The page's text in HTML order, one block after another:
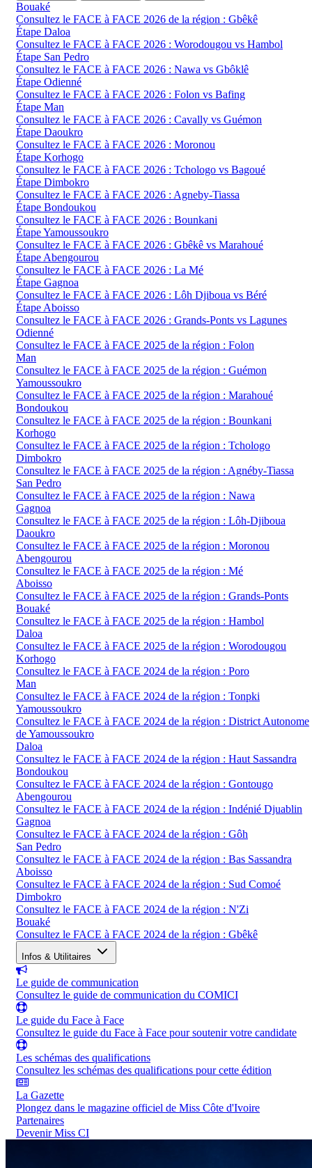
Bouaké
Consultez le FACE à FACE 2026 de la région : Gbêkê
Étape Daloa
Consultez le FACE à FACE 2026 : Worodougou vs Hambol
Étape San Pedro
Consultez le FACE à FACE 2026 : Nawa vs Gbôklê
Étape Odienné
Consultez le FACE à FACE 2026 : Folon vs Bafing
Étape Man
Consultez le FACE à FACE 2026 : Cavally vs Guémon
Étape Daoukro
Consultez le FACE à FACE 2026 : Moronou
Étape Korhogo
Consultez le FACE à FACE 2026 : Tchologo vs Bagoué
Étape Dimbokro
Consultez le FACE à FACE 2026 : Agneby-Tiassa
Étape Bondoukou
Consultez le FACE à FACE 2026 : Bounkani
Étape Yamoussoukro
Consultez le FACE à FACE 2026 : Gbêkê vs Marahoué
Étape Abengourou
Consultez le FACE à FACE 2026 : La Mé
Étape Gagnoa
Consultez le FACE à FACE 2026 : Lôh Djiboua vs Béré
Étape Aboisso
Consultez le FACE à FACE 2026 : Grands-Ponts vs Lagunes
Odienné
Consultez le FACE à FACE 2025 de la région : Folon
Man
Consultez le FACE à FACE 2025 de la région : Guémon
Yamoussoukro
Consultez le FACE à FACE 2025 de la région : Marahoué
Bondoukou
Consultez le FACE à FACE 2025 de la région : Bounkani
Korhogo
Consultez le FACE à FACE 2025 de la région : Tchologo
Dimbokro
Consultez le FACE à FACE 2025 de la région : Agnéby-Tiassa
San Pedro
Consultez le FACE à FACE 2025 de la région : Nawa
Gagnoa
Consultez le FACE à FACE 2025 de la région : Lôh-Djiboua
Daoukro
Consultez le FACE à FACE 2025 de la région : Moronou
Abengourou
Consultez le FACE à FACE 2025 de la région : Mé
Aboisso
Consultez le FACE à FACE 2025 de la région : Grands-Ponts
Bouaké
Consultez le FACE à FACE 2025 de la région : Hambol
Daloa
Consultez le FACE à FACE 2025 de la région : Worodougou
Korhogo
Consultez le FACE à FACE 2024 de la région : Poro
Man
Consultez le FACE à FACE 2024 de la région : Tonpki
Yamoussoukro
Consultez le FACE à FACE 2024 de la région : District Autonome
de Yamoussoukro
Daloa
Consultez le FACE à FACE 2024 de la région : Haut Sassandra
Bondoukou
Consultez le FACE à FACE 2024 de la région : Gontougo
Abengourou
Consultez le FACE à FACE 2024 de la région : Indénié Djuablin
Gagnoa
Consultez le FACE à FACE 2024 de la région : Gôh
San Pedro
Consultez le FACE à FACE 2024 de la région : Bas Sassandra
Aboisso
Consultez le FACE à FACE 2024 de la région : Sud Comoé
Dimbokro
Consultez le FACE à FACE 2024 de la région : N'Zi
Bouaké
Consultez le FACE à FACE 2024 de la région : Gbêkê
Infos & Utilitaires
Le guide de communication
Consultez le guide de communication du COMICI
Le guide du Face à Face
Consultez le guide du Face à Face pour soutenir votre candidate
Les schémas des qualifications
Consultez les schémas des qualifications pour cette édition
La Gazette
Plongez dans le magazine officiel de Miss Côte d'Ivoire
Partenaires
Devenir Miss CI